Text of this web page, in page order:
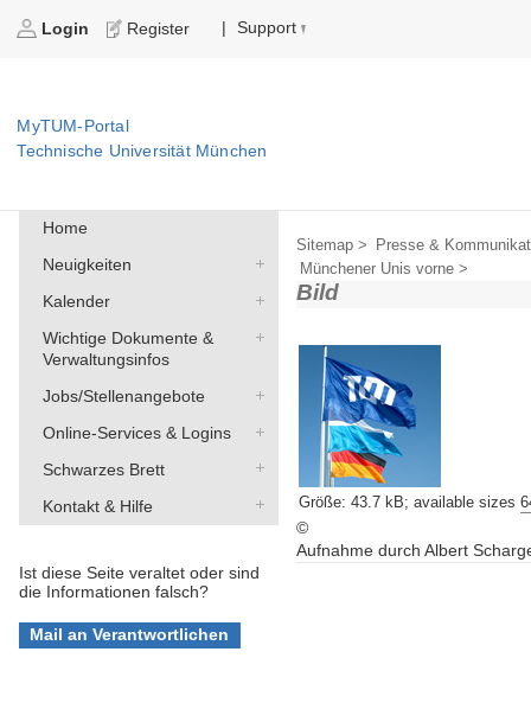
Login Register | Support
MyTUM-Portal
Technische Universität München
Home
Neuigkeiten
Kalender
Wichtige Dokumente &
Verwaltungsinfos
Jobs/Stellenangebote
Online-Services & Logins
Schwarzes Brett
Kontakt & Hilfe
Ist diese Seite veraltet oder sind
die Informationen falsch?
Sitemap >
Presse &
Münchener Unis vorne >
Bild
Größe:43.7 kB;available sizes
©
Aufnahme durchAlbert